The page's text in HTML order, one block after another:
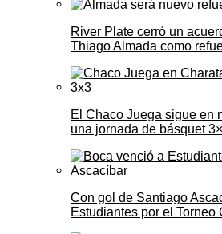
River Plate cerró un
Thiago Almada como
El Chaco Juega sigue en
una jornada de básquet
Con gol de Santiago
Estudiantes por el Torneo